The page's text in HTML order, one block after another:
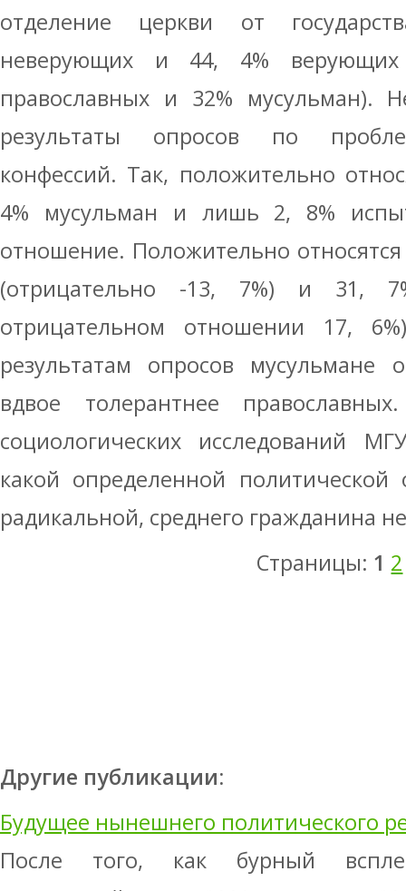
отделение церкви от
неверующих и 44, 4%
православных и 32% мусульман).
результаты опросов по
конфессий. Так, положительно
4% мусульман и лишь 2, 8%
отношение. Положительно относятся
(отрицательно -13, 7%) и 31,
отрицательном отношении 17,
результатам опросов мусульмане
вдвое толерантнее
социологических исследований
какой определенной
радикальной, среднего гражданина
Страницы: 1 2
Другие публикации:
Будущее нынешнего политического
После того, как бурный